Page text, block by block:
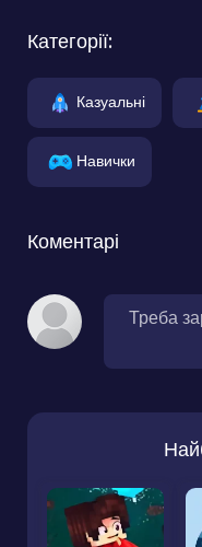
Категорії:
Казуальні
Навички
Коментарі
Треба